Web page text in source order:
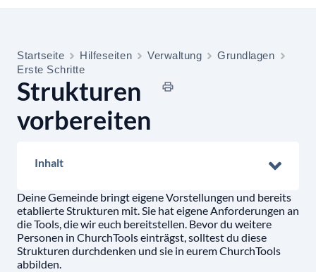
Startseite Hilfeseiten Verwaltung
Grundlagen
Erste Schritte
Strukturen
vorbereiten
Inhalt
Deine Gemeinde bringt eigene Vorstellungen und bereits
etablierte Strukturen mit. Sie hat eigene Anforderungen an
die Tools, die wir euch bereitstellen. Bevor du weitere
Personen in ChurchTools einträgst, solltest du diese
Strukturen durchdenken und sie in eurem ChurchTools
abbilden.